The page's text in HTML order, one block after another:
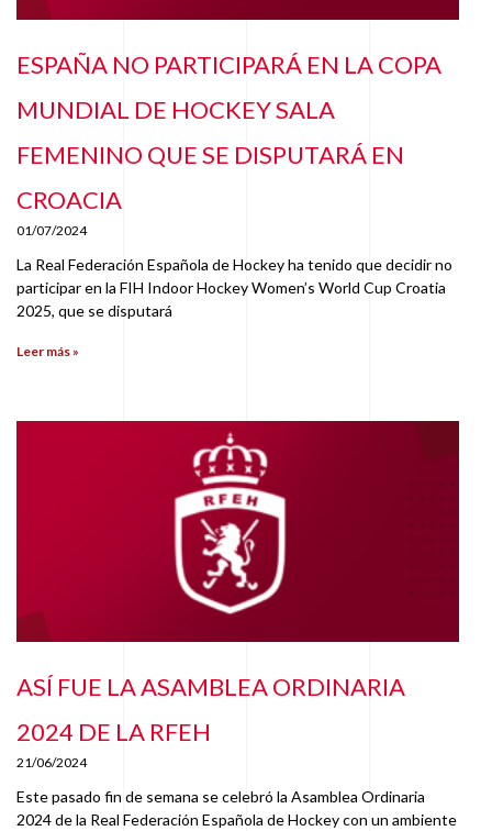
ESPAÑA NO PARTICIPARÁ EN LA COPA
MUNDIAL DE HOCKEY SALA
FEMENINO QUE SE DISPUTARÁ EN
CROACIA
01/07/2024
La Real Federación Española de Hockey ha tenido que decidir no
participar en la FIH Indoor Hockey Women’s World Cup Croatia
2025, que se disputará
Leer más »
ASÍ FUE LA ASAMBLEA ORDINARIA
2024 DE LA RFEH
21/06/2024
Este pasado fin de semana se celebró la Asamblea Ordinaria
2024 de la Real Federación Española de Hockey con un ambiente